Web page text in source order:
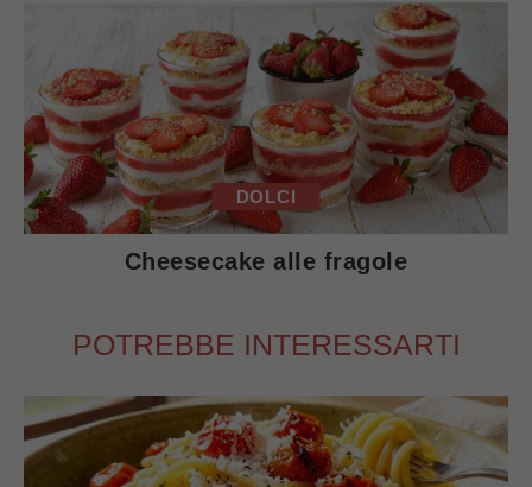
DOLCI
Cheesecake alle fragole
POTREBBE INTERESSARTI